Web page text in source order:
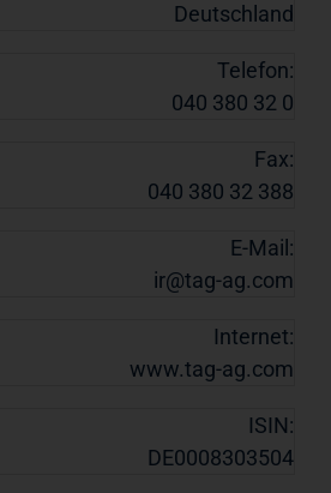
Deutschland
Telefon:
040 380 32 0
Fax:
040 380 32 388
E-Mail:
ir@tag-ag.com
Internet:
www.tag-ag.com
ISIN:
DE0008303504